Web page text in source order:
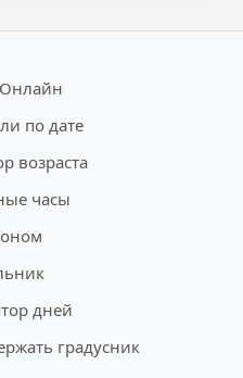
по дате
возраста
часы
дней
градусник